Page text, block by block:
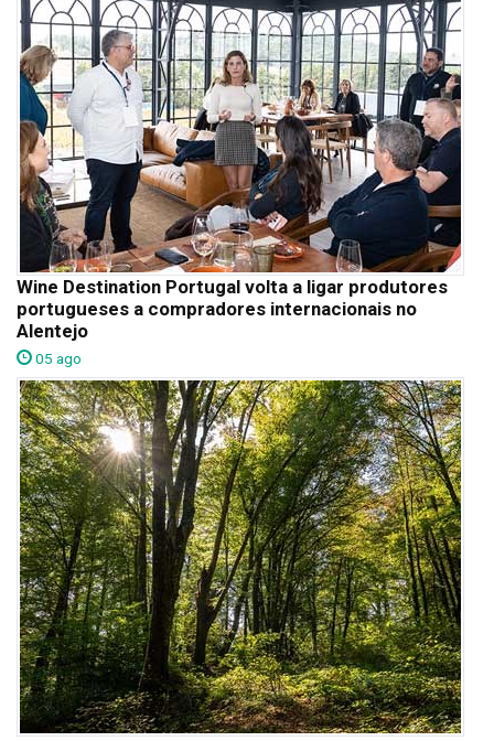
Wine Destination Portugal volta a ligar produtores
portugueses a compradores internacionais no
Alentejo
05 ago